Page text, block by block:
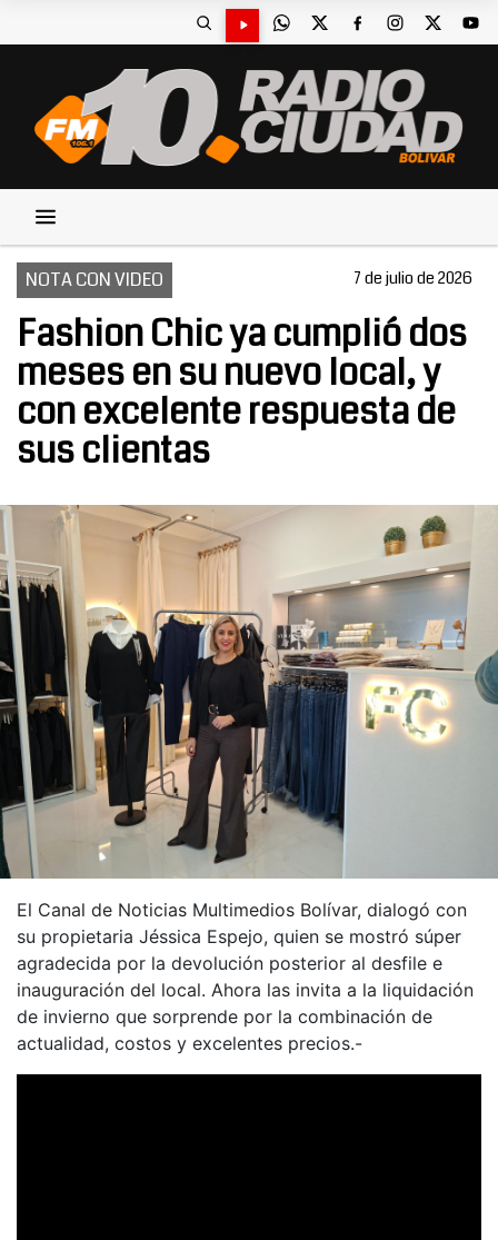
NOTA CON VIDEO 7 de julio de 2026
Fashion Chic ya cumplió dos
meses en su nuevo local, y
con excelente respuesta de
sus clientas
El Canal de Noticias Multimedios Bolívar, dialogó con
su propietaria Jéssica Espejo, quien se mostró súper
agradecida por la devolución posterior al desfile e
inauguración del local. Ahora las invita a la liquidación
de invierno que sorprende por la combinación de
actualidad, costos y excelentes precios.-